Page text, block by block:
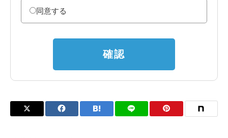
同意する
確認